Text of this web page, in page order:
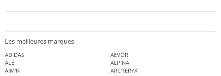
Les meilleures marques
ADIDAS
AEVOR
ALÉ
ALPINA
AIM'N
ARC'TERYX